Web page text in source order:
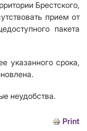
Брестского,
прием от
пакета
указанного срока,
неудобства.
Print